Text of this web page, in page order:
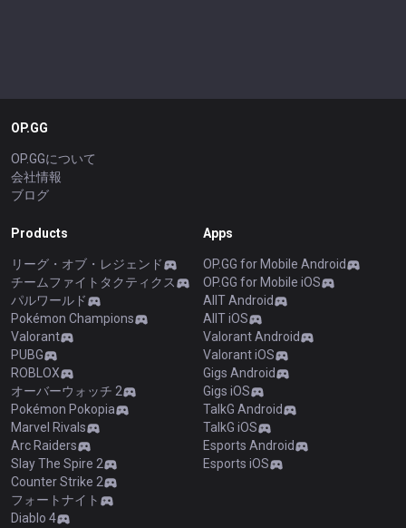
OP.GG
OP.GGについて
会社情報
ブログ
Products
リーグ・オブ・レジェンド
チームファイトタクティクス
パルワールド
Pokémon Champions
Valorant
PUBG
ROBLOX
オーバーウォッチ 2
Pokémon Pokopia
Marvel Rivals
Arc Raiders
Slay The Spire 2
Counter Strike 2
フォートナイト
Diablo 4
Apps
OP.GG for Mobile Android
OP.GG for Mobile iOS
AllT Android
AllT iOS
Valorant Android
Valorant iOS
Gigs Android
Gigs iOS
TalkG Android
TalkG iOS
Esports Android
Esports iOS